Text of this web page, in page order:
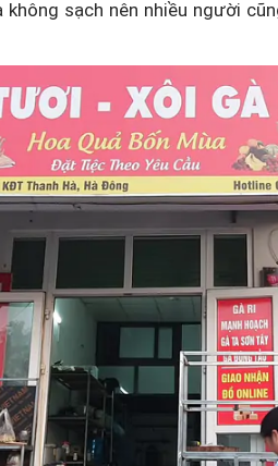
sạch nên nhiều người
hôn nhân tan vỡ, 3
và bản án vì lẽ công
bằng